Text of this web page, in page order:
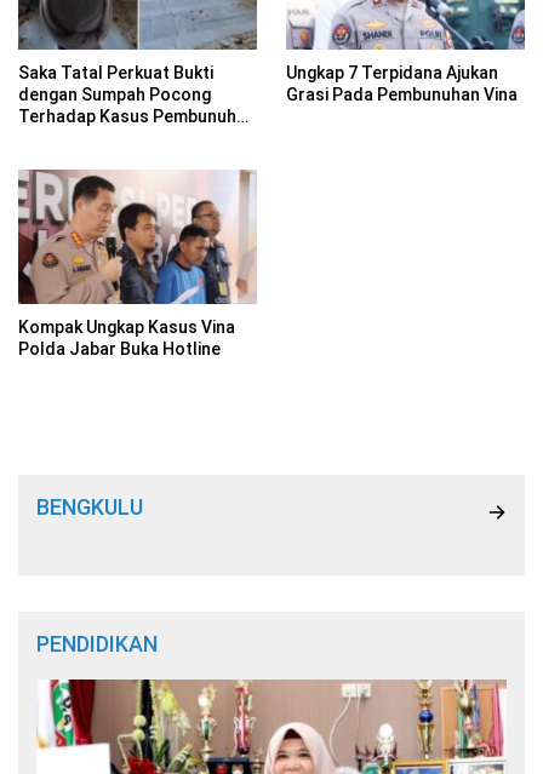
Saka Tatal Perkuat Bukti
dengan Sumpah Pocong
Terhadap Kasus Pembunuhan
Ungkap 7 Terpidana Ajukan
Grasi Pada Pembunuhan Vina
Kompak Ungkap Kasus Vina
Polda Jabar Buka Hotline
BENGKULU
PENDIDIKAN